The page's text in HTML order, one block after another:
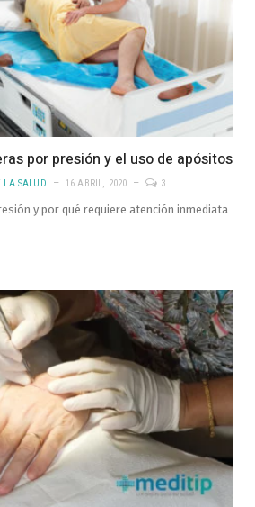
por presión y el uso de apósitos
LA SALUD 16 ABRIL, 2020 3
y por qué requiere atención inmediata